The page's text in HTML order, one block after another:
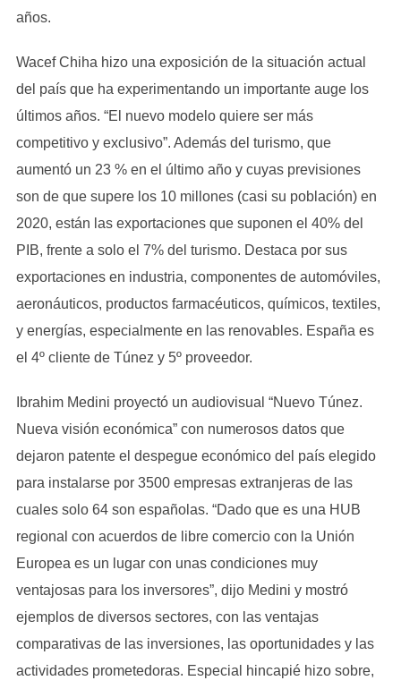
años.
Wacef Chiha hizo una exposición de la situación actual
del país que ha experimentando un importante auge los
últimos años. “El nuevo modelo quiere ser más
competitivo y exclusivo”. Además del turismo, que
aumentó un 23 % en el último año y cuyas previsiones
son de que supere los 10 millones (casi su población) en
2020, están las exportaciones que suponen el 40% del
PIB, frente a solo el 7% del turismo. Destaca por sus
exportaciones en industria, componentes de automóviles,
aeronáuticos, productos farmacéuticos, químicos, textiles,
y energías, especialmente en las renovables. España es
el 4º cliente de Túnez y 5º proveedor.
Ibrahim Medini proyectó un audiovisual “Nuevo Túnez.
Nueva visión económica” con numerosos datos que
dejaron patente el despegue económico del país elegido
para instalarse por 3500 empresas extranjeras de las
cuales solo 64 son españolas. “Dado que es una HUB
regional con acuerdos de libre comercio con la Unión
Europea es un lugar con unas condiciones muy
ventajosas para los inversores”, dijo Medini y mostró
ejemplos de diversos sectores, con las ventajas
comparativas de las inversiones, las oportunidades y las
actividades prometedoras. Especial hincapié hizo sobre,